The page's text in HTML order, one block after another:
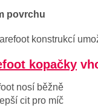
povrchu
konstrukcí
kopačky
nosí běžně
cit pro míč